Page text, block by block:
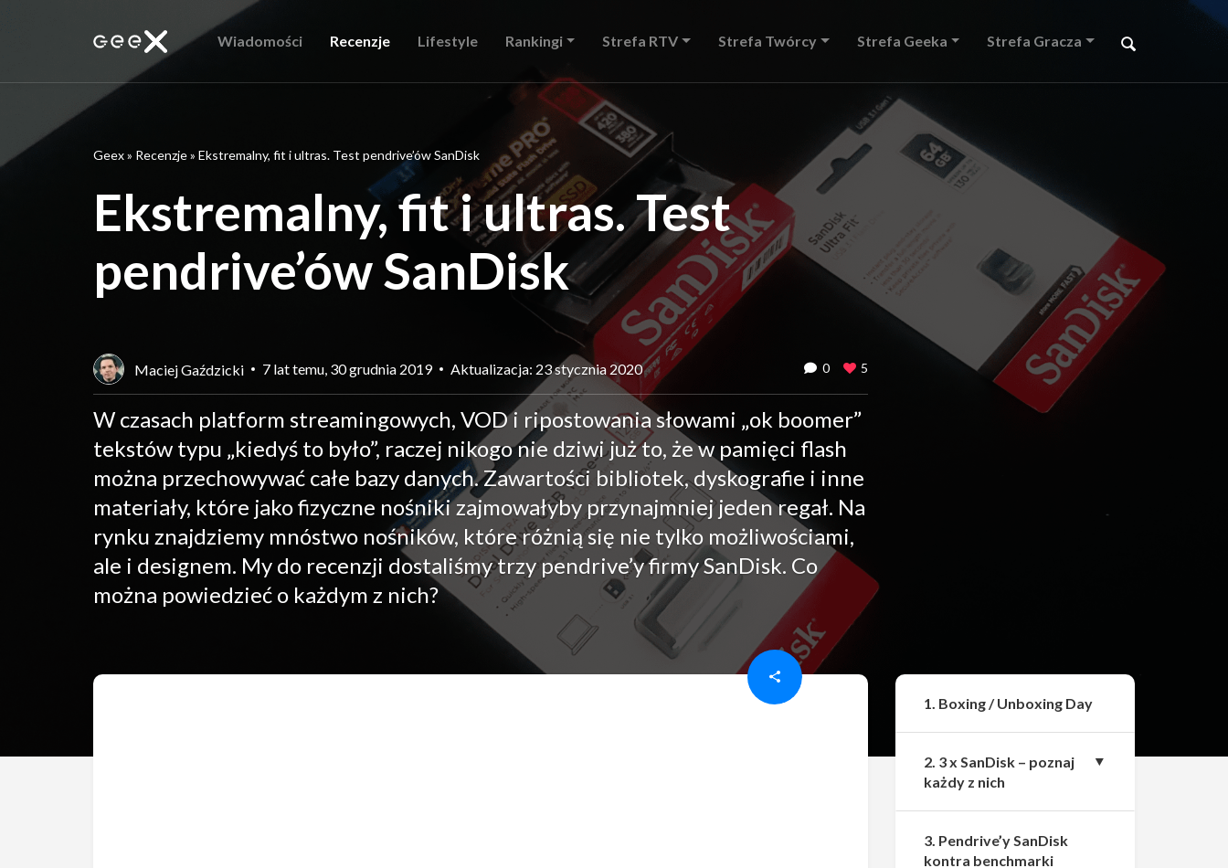
Wiadomości Recenzje Lifestyle Rankingi Strefa RTV Strefa Twórcy Strefa Geeka Strefa Gracza
Geex» Recenzje» Ekstremalny, fit i ultras. Test pendrive’ów SanDisk
Ekstremalny, fit i ultras. Test
pendrive’ów SanDisk
Maciej Gaździcki 7 lat temu, 30 grudnia 2019 Aktualizacja: 23 stycznia 2020 0 5
W czasach platform streamingowych, VOD i ripostowania słowami „ok boomer”
tekstów typu „kiedyś to było”, raczej nikogo nie dziwi już to, że w pamięci flash
można przechowywać całe bazy danych. Zawartości bibliotek, dyskografie i inne
materiały, które jako fizyczne nośniki zajmowałyby przynajmniej jeden regał. Na
rynku znajdziemy mnóstwo nośników, które różnią się nie tylko możliwościami,
ale i designem. My do recenzji dostaliśmy trzy pendrive’y firmy SanDisk. Co
można powiedzieć o każdym z nich?
1. Boxing / Unboxing Day
2. 3 x SanDisk – poznaj
każdy z nich
3. Pendrive’y SanDisk
kontra benchmarki